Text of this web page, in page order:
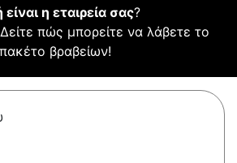
η εταιρεία σας?
Δείτε πώς μπορείτε να λάβετε το
πακέτο βραβείων!